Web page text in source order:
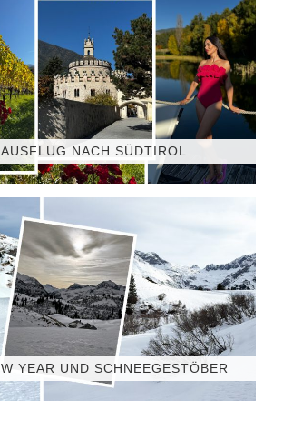
NACH SÜDTIROL
YEAR UND SCHNEEGESTÖBER